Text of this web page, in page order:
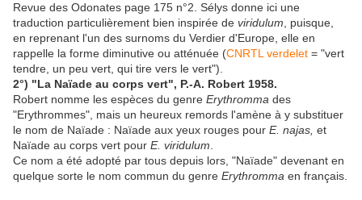
Revue des Odonates page 175 n°2. Sélys donne ici une
traduction particulièrement bien inspirée de viridulum , puisque,
en reprenant l'un des surnoms du Verdier d'Europe, elle en
rappelle la forme diminutive ou atténuée (CNRTL verdelet = "vert
tendre, un peu vert, qui tire vers le vert").
2°) "La Naïade au corps vert", P.-A. Robert 1958.
Robert nomme les espèces du genre Erythromma des
"Erythrommes", mais un heureux remords l'amène à y substituer
le nom de Naïade : Naïade aux yeux rouges pour E. najas, et
Naïade au corps vert pour E. viridulum
Ce nom a été adopté par tous depuis lors, "Naïade" devenant en
quelque sorte le nom commun du genre Erythromma en français.